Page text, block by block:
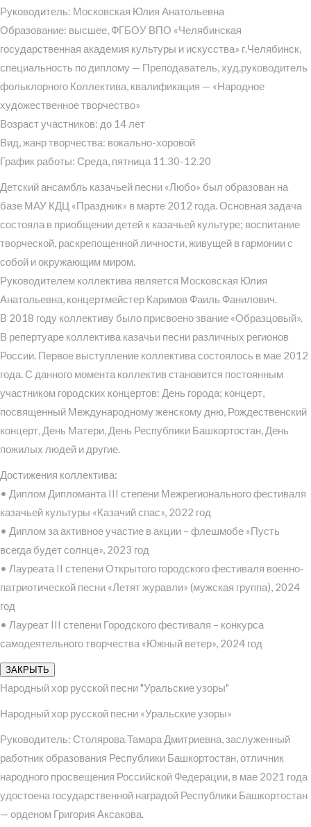
Руководитель: Московская Юлия Анатольевна
Образование: высшее, ФГБОУ ВПО «Челябинская
государственная академия культуры и искусства» г.Челябинск,
специальность по диплому — Преподаватель, худ.руководитель
фольклорного Коллектива, квалификация — «Народное
художественное творчество»
Возраст участников: до 14 лет
Вид, жанр творчества: вокально-хоровой
График работы: Среда, пятница 11.30-12.20
Детский ансамбль казачьей песни «Любо» был образован на
базе МАУ КДЦ «Праздник» в марте 2012 года. Основная задача
состояла в приобщении детей к казачьей культуре; воспитание
творческой, раскрепощенной личности, живущей в гармонии с
собой и окружающим миром.
Руководителем коллектива является Московская Юлия
Анатольевна, концертмейстер Каримов Фаиль Фанилович.
В 2018 году коллективу было присвоено звание «Образцовый».
В репертуаре коллектива казачьи песни различных регионов
России. Первое выступление коллектива состоялось в мае 2012
года. С данного момента коллектив становится постоянным
участником городских концертов: День города; концерт,
посвященный Международному женскому дню, Рождественский
концерт, День Матери, День Республики Башкортостан, День
пожилых людей и другие.
Достижения коллектива:
• Диплом Дипломанта III степени Межрегионального фестиваля
казачьей культуры «Казачий спас», 2022 год
• Диплом за активное участие в акции – флешмобе «Пусть
всегда будет солнце», 2023 год
• Лауреата II степени Открытого городского фестиваля военно-
патриотической песни «Летят журавли» (мужская группа), 2024
год
• Лауреат III степени Городского фестиваля – конкурса
самодеятельного творчества «Южный ветер», 2024 год
ЗАКРЫТЬ
Народный хор русской песни "Уральские узоры"
Народный хор русской песни «Уральские узоры»
Руководитель: Столярова Тамара Дмитриевна, заслуженный
работник образования Республики Башкортостан, отличник
народного просвещения Российской Федерации, в мае 2021 года
удостоена государственной наградой Республики Башкортостан
— орденом Григория Аксакова.